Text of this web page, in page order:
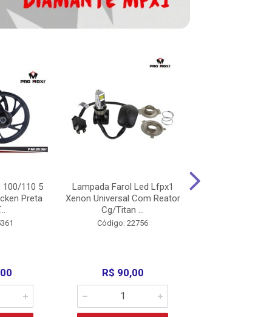
100/110 5
Preta
Lampada Farol Led Lfpx1
Xenon Universal Com Reator
Cg/Titan ...
Código: 22756
R$ 90,00